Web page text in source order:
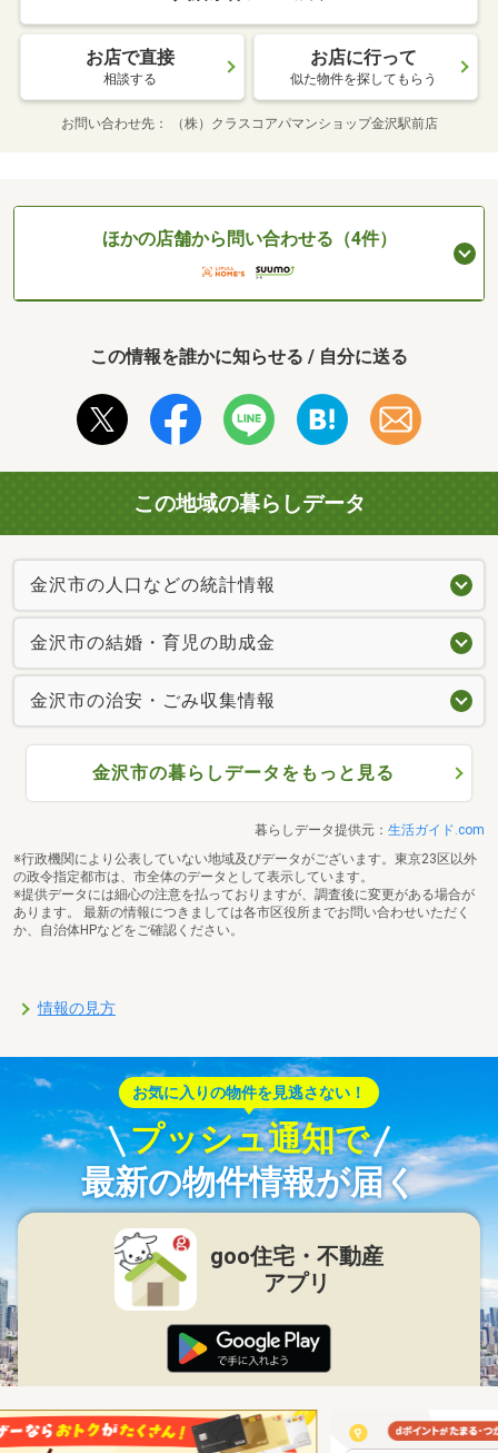
お店で直接
相談する
お店に行って
似た物件を探してもらう
お問い合わせ先 （株）クラスコアパマンショップ金沢駅前店
ほかの店舗から問い合わせる（4件）
この情報を誰かに知らせる / 自分に送る
この地域の暮らしデータ
金沢市の人口などの統計情報
金沢市の結婚・育児の助成金
金沢市の治安・ごみ収集情報
金沢市の暮らしデータをもっと見る
暮らしデータ提供元： 生活ガイド.com
※行政機関により公表していない地域及びデータがございます。東京23区以外
の政令指定都市は、市全体のデータとして表示しています。
※提供データには細心の注意を払っておりますが、調査後に変更がある場合が
あります。 最新の情報につきましては各市区役所までお問い合わせいただく
か、自治体HPなどをご確認ください。
情報の見方
お気に入りの物件を見逃さない！
プッシュ通知で
最新の物件情報が届く
goo住宅・不動産
アプリ